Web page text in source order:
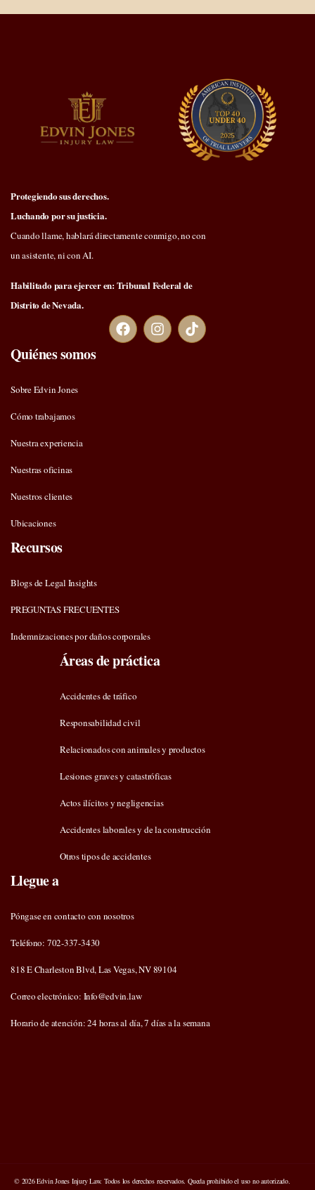
Protegiendo sus derechos.
Luchando por su justicia.
Cuando llame, hablará directamente conmigo, no con
un asistente, ni con AI.
Habilitado para ejercer en: Tribunal Federal de
Distrito de Nevada.
Quiénes somos
Sobre Edvin Jones
Cómo trabajamos
Nuestra experiencia
Nuestras oficinas
Nuestros clientes
Ubicaciones
Recursos
Blogs de Legal Insights
PREGUNTAS FRECUENTES
Indemnizaciones por daños corporales
Áreas de práctica
Accidentes de tráfico
Responsabilidad civil
Relacionados con animales y productos
Lesiones graves y catastróficas
Actos ilícitos y negligencias
Accidentes laborales y de la construcción
Otros tipos de accidentes
Llegue a
Póngase en contacto con nosotros
Teléfono: 702-337-3430
818 E Charleston Blvd, Las Vegas, NV 89104
Correo electrónico: Info@edvin.law
Horario de atención: 24 horas al día, 7 días a la semana
© 2026 Edvin Jones Injury Law. Todos los derechos reservados. Queda prohibido el uso no autorizado.